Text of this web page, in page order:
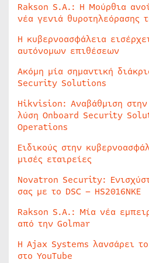
Rakson S.A.: Η Μούρθια
νέα γενιά θυροτηλεόρασης
Η κυβερνοασφάλεια
αυτόνομων επιθέσεων
Ακόμη μία σημαντική
Security Solutions
Hikvision: Αναβάθμιση
λύση Onboard Security
Operations
Ειδικούς στην
μισές εταιρείες
Novatron Security:
σας με το DSC – HS2016NKE
Rakson S.A.: Μία νέα
από την Golmar
Η Ajax Systems λανσάρει
στο YouTube